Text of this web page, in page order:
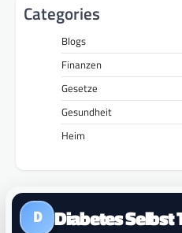
Categories
Blogs
Finanzen
Gesetze
Gesundheit
Heim
D Diabetes Selbst